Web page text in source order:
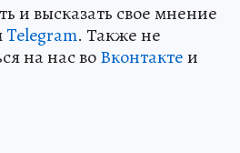
и высказать свое мнение
Telegram. Также не
на нас воВконтактеи